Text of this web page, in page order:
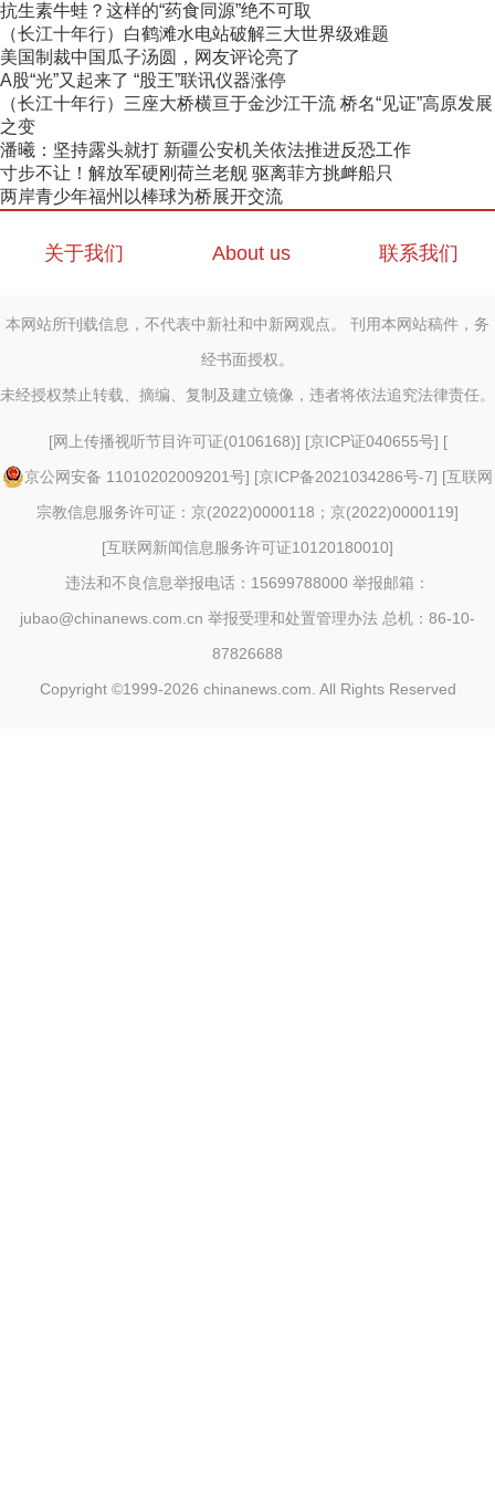
抗生素牛蛙？这样的“药食同源”绝不可取
（长江十年行）白鹤滩水电站破解三大世界级难题
美国制裁中国瓜子汤圆，网友评论亮了
A股“光”又起来了 “股王”联讯仪器涨停
（长江十年行）三座大桥横亘于金沙江干流 桥名“见证”高原发展
之变
潘曦：坚持露头就打 新疆公安机关依法推进反恐工作
寸步不让！解放军硬刚荷兰老舰 驱离菲方挑衅船只
两岸青少年福州以棒球为桥展开交流
关于我们 About us 联系我们
本网站所刊载信息，不代表中新社和中新网观点。 刊用本网站稿件，务
经书面授权。
未经授权禁止转载、摘编、复制及建立镜像，违者将依法追究法律责任。
[网上传播视听节目许可证(0106168)] [京ICP证040655号] [
京公网安备 11010202009201号] [京ICP备2021034286号-7] [互联网
宗教信息服务许可证：京(2022)0000118；京(2022)0000119]
[互联网新闻信息服务许可证10120180010]
违法和不良信息举报电话：15699788000 举报邮箱：
jubao@chinanews.com.cn 举报受理和处置管理办法 总机：86-10-
87826688
Copyright ©1999-2026 chinanews.com. All Rights Reserved